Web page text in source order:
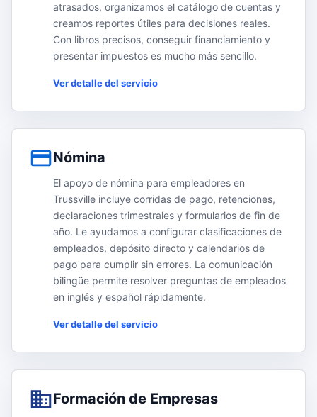
atrasados, organizamos el catálogo de cuentas y
creamos reportes útiles para decisiones reales.
Con libros precisos, conseguir financiamiento y
presentar impuestos es mucho más sencillo.
Ver detalle del servicio
Nómina
El apoyo de nómina para empleadores en
Trussville incluye corridas de pago, retenciones,
declaraciones trimestrales y formularios de fin de
año. Le ayudamos a configurar clasificaciones de
empleados, depósito directo y calendarios de
pago para cumplir sin errores. La comunicación
bilingüe permite resolver preguntas de empleados
en inglés y español rápidamente.
Ver detalle del servicio
Formación de Empresas